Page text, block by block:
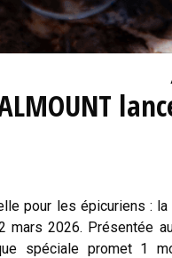
pour les épicuriens :
mars 2026. Présentée
spéciale promet 1